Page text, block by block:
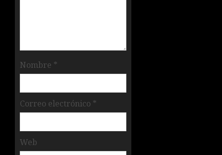
Nombre *
Correo electrónico *
Web